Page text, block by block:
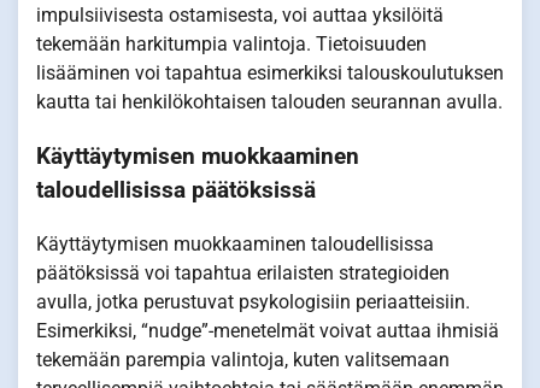
impulsiivisesta ostamisesta, voi auttaa yksilöitä
tekemään harkitumpia valintoja. Tietoisuuden
lisääminen voi tapahtua esimerkiksi talouskoulutuksen
kautta tai henkilökohtaisen talouden seurannan avulla.
Käyttäytymisen muokkaaminen
taloudellisissa päätöksissä
Käyttäytymisen muokkaaminen taloudellisissa
päätöksissä voi tapahtua erilaisten strategioiden
avulla, jotka perustuvat psykologisiin periaatteisiin.
Esimerkiksi, “nudge”-menetelmät voivat auttaa ihmisiä
tekemään parempia valintoja, kuten valitsemaan